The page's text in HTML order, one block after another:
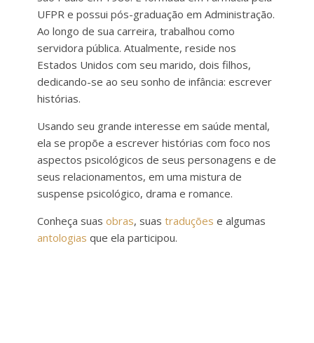
UFPR e possui pós-graduação em Administração.
Ao longo de sua carreira, trabalhou como
servidora pública. Atualmente, reside nos
Estados Unidos com seu marido, dois filhos,
dedicando-se ao seu sonho de infância: escrever
histórias.
Usando seu grande interesse em saúde mental,
ela se propõe a escrever histórias com foco nos
aspectos psicológicos de seus personagens e de
seus relacionamentos, em uma mistura de
suspense psicológico, drama e romance.
Conheça suas obras, suas traduções e algumas
antologias que ela participou.